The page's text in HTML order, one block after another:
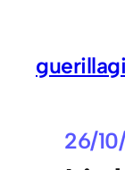
26/